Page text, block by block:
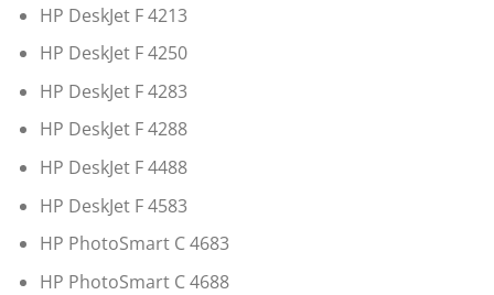
HP DeskJet F 4213
HP DeskJet F 4250
HP DeskJet F 4283
HP DeskJet F 4288
HP DeskJet F 4488
HP DeskJet F 4583
HP PhotoSmart C 4683
HP PhotoSmart C 4688